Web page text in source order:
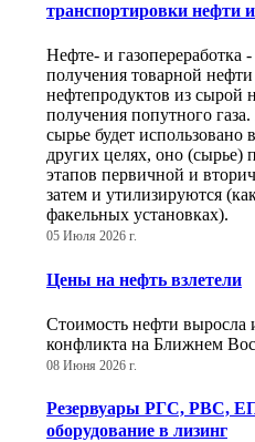
транспортировки нефти и
Нефте- и газопереработка
получения товарной
нефтепродуктов из сырой
получения попутного
сырье будет
других целях, оно (сырье)
этапов первичной и
затем и утилизируются
факельных установках).
05 Июля 2026 г.
Цены на нефть взлетели
Стоимость нефти выросла
конфликта на Ближнем
08 Июня 2026 г.
Резервуары РГС, РВС, ЕП
оборудование в лизинг